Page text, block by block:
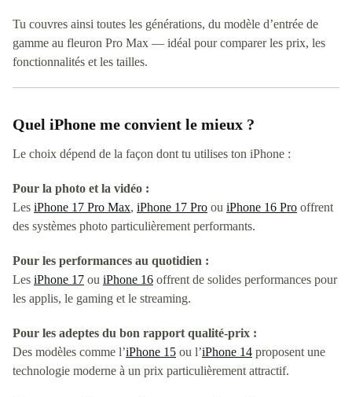
Tu couvres ainsi toutes les générations, du modèle d’entrée de
gamme au fleuron Pro Max — idéal pour comparer les prix, les
fonctionnalités et les tailles.
Quel iPhone me convient le mieux ?
Le choix dépend de la façon dont tu utilises ton iPhone :
Pour la photo et la vidéo :
Les iPhone 17 Pro Max, iPhone 17 Pro ou iPhone 16 Pro offrent
des systèmes photo particulièrement performants.
Pour les performances au quotidien :
Les iPhone 17 ou iPhone 16 offrent de solides performances pour
les applis, le gaming et le streaming.
Pour les adeptes du bon rapport qualité-prix :
Des modèles comme l’iPhone 15 ou l’iPhone 14 proposent une
technologie moderne à un prix particulièrement attractif.